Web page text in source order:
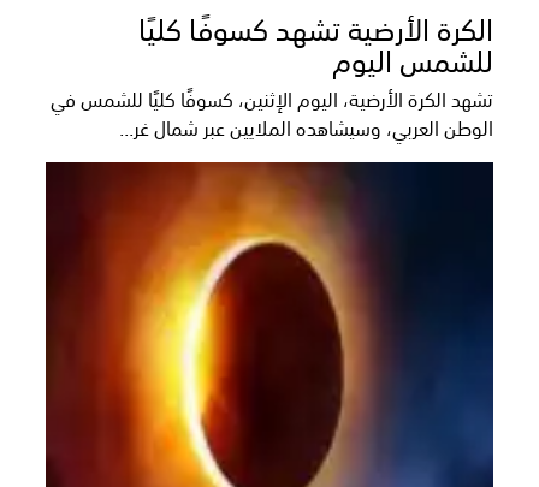
الكرة الأرضية تشهد كسوفًا كليًا
للشمس اليوم
تشهد الكرة الأرضية، اليوم الإثنين، كسوفًا كليًا للشمس في
الوطن العربي، وسيشاهده الملايين عبر شمال غر...